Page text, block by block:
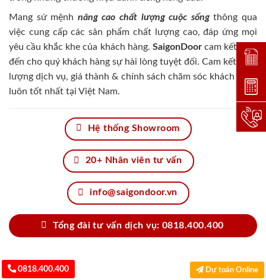
Mang sứ mệnh nâng cao chất lượng cuộc sốngthông qua
việc cung cấp các sản phẩm chất lượng cao, đáp ứng mọi
yêu cầu khắc khe của khách hàng. SaigonDoorcam kết đem
đến cho quý khách hàng sự hài lòng tuyệt đối. Cam kết chất
lượng dịch vụ, giá thành & chính sách chăm sóc khách hàng
luôn tốt nhất tại Việt Nam.
Hệ thống Showroom
20+ Nhân viên tư vấn
info@saigondoor.vn
Tổng đài tư vấn dịch vụ: 0818.400.400
0818.400.400 Dự toán Online
Đặt
Dự